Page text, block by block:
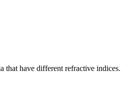
that have different refractive indices.